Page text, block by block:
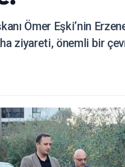
Ömer Eşki’nin
ziyareti, önemli bir